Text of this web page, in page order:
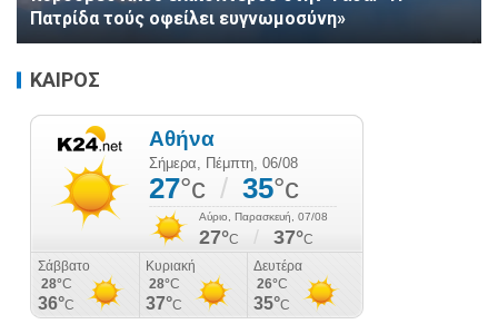
Πατρίδα τούς οφείλει ευγνωμοσύνη»
ΚΑΙΡΟΣ